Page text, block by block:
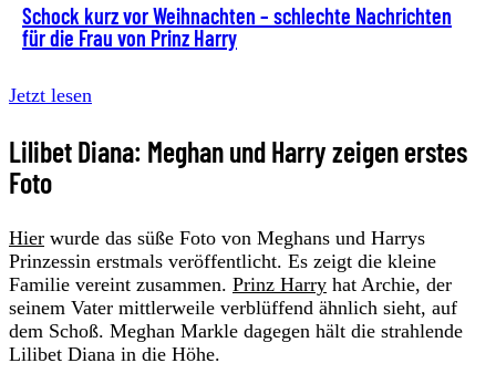
Schock kurz vor Weihnachten – schlechte Nachrichten
für die Frau von Prinz Harry
Jetzt lesen
Lilibet Diana: Meghan und Harry zeigen erstes
Foto
Hier wurde das süße Foto von Meghans und Harrys
Prinzessin erstmals veröffentlicht. Es zeigt die kleine
Familie vereint zusammen. Prinz Harry hat Archie, der
seinem Vater mittlerweile verblüffend ähnlich sieht, auf
dem Schoß. Meghan Markle dagegen hält die strahlende
Lilibet Diana in die Höhe.